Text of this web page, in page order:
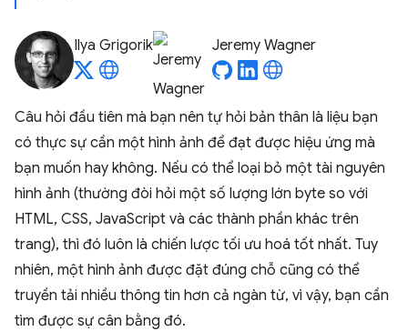
Ilya Grigorik Jeremy Wagner
Câu hỏi đầu tiên mà bạn nên tự hỏi bản thân là liệu bạn
có thực sự cần một hình ảnh để đạt được hiệu ứng mà
bạn muốn hay không. Nếu có thể loại bỏ một tài nguyên
hình ảnh (thường đòi hỏi một số lượng lớn byte so với
HTML, CSS, JavaScript và các thành phần khác trên
trang), thì đó luôn là chiến lược tối ưu hoá tốt nhất. Tuy
nhiên, một hình ảnh được đặt đúng chỗ cũng có thể
truyền tải nhiều thông tin hơn cả ngàn từ, vì vậy, bạn cần
tìm được sự cân bằng đó.